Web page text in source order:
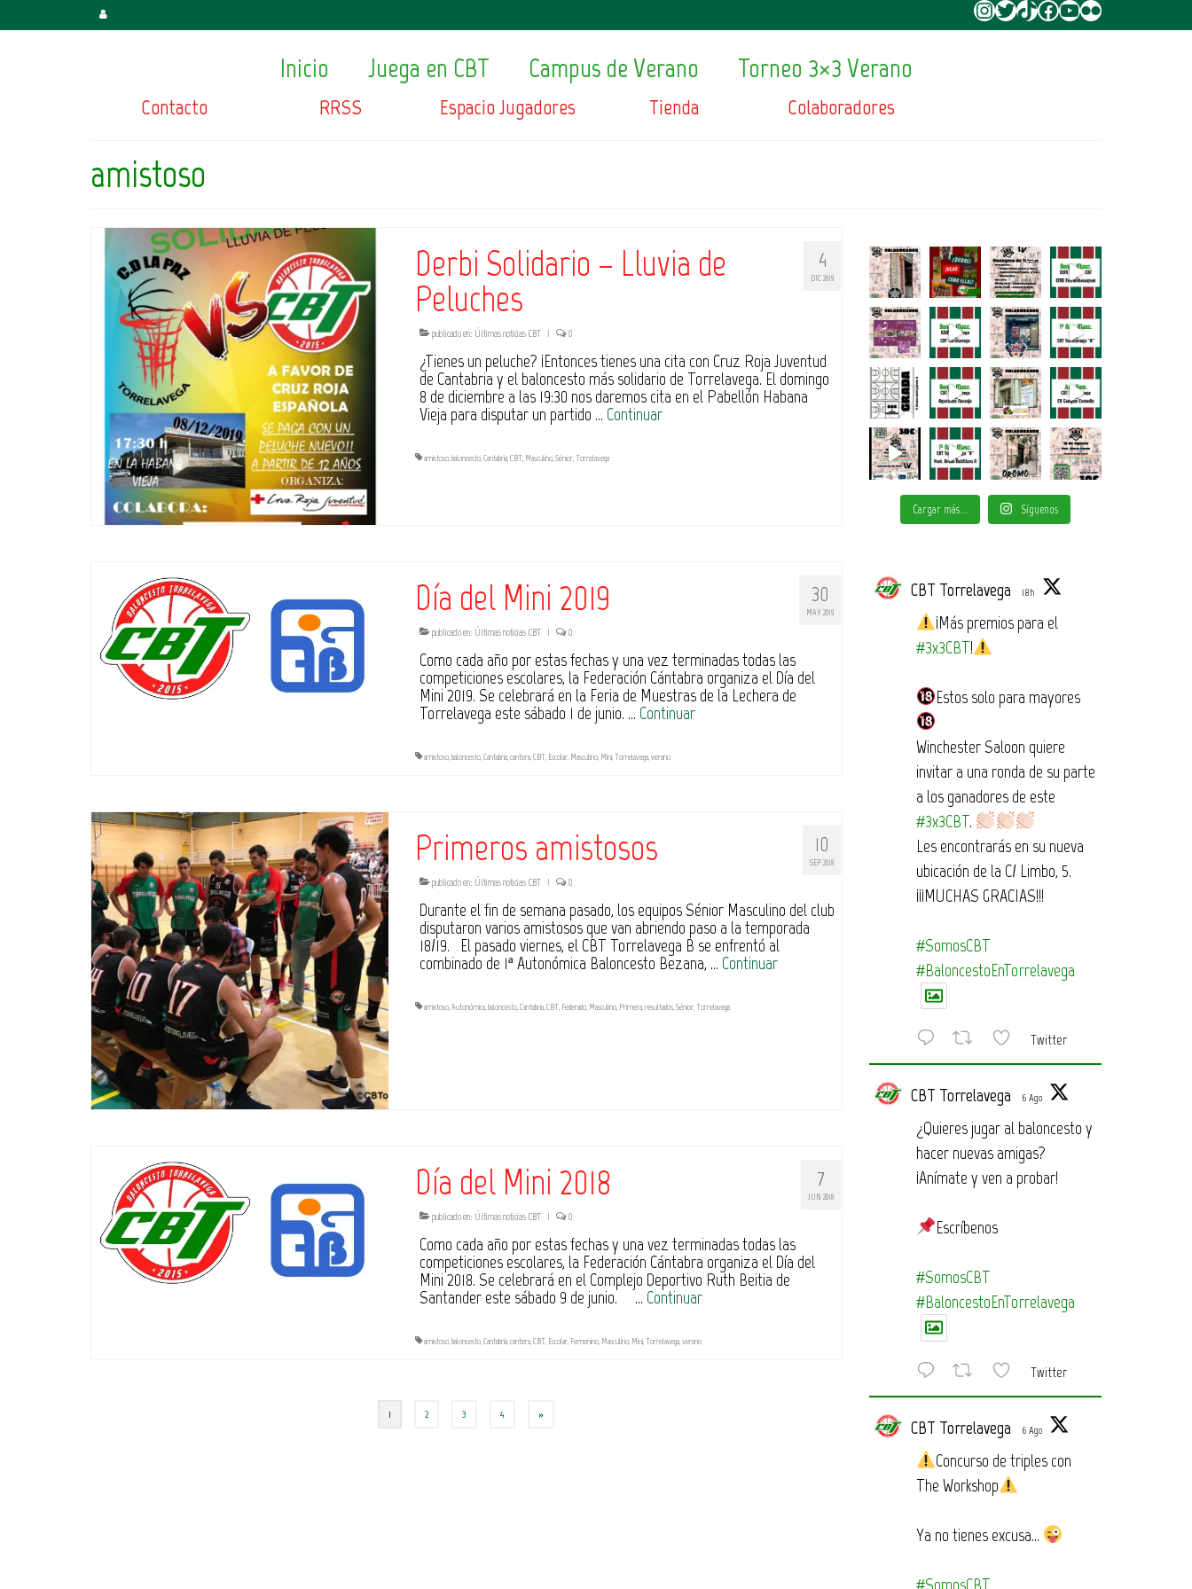
Instagram
Twitter
TikTokFacebook
YouTube
Flickr
Inicio Juega en CBT Campus de Verano Torneo 3×3 Verano
Contacto RRSS Espacio Jugadores Tienda Colaboradores
amistoso
4
DIC 2019
Derbi Solidario – Lluvia de
Peluches
publicado en: Últimas noticias CBT | 0
¿Tienes un peluche? ¡Entonces tienes una cita con Cruz Roja Juventud
de Cantabria y el baloncesto más solidario de Torrelavega. El domingo
8 de diciembre a las 19:30 nos daremos cita en el Pabellón Habana
Vieja para disputar un partido … Continuar
amistoso,baloncesto,Cantabria,CBT, Masculino,Sénior,Torrelavega
30
MAY 2019
Día del Mini 2019
publicado en: Últimas noticias CBT | 0
Como cada año por estas fechas y una vez terminadas todas las
competiciones escolares, la Federación Cántabra organiza el Día del
Mini 2019. Se celebrará en la Feria de Muestras de la Lechera de
Torrelavega este sábado 1 de junio. … Continuar
amistoso,baloncesto,Cantabria,cantera,CBT, Escolar, Masculino, Mini,Torrelavega,verano
10
SEP 2018
Primeros amistosos
publicado en: Últimas noticias CBT | 0
Durante el fin de semana pasado, los equipos Sénior Masculino del club
disputaron varios amistosos que van abriendo paso a la temporada
18/19. El pasado viernes, el CBT Torrelavega B se enfrentó al
combinado de 1ª Autonómica Baloncesto Bezana, … Continuar
amistoso,Autonómica,baloncesto,Cantabria,CBT, Federado, Masculino, Primera,resultados,Sénior,Torrelavega
7
JUN 2018
Día del Mini 2018
publicado en: Últimas noticias CBT | 0
Como cada año por estas fechas y una vez terminadas todas las
competiciones escolares, la Federación Cántabra organiza el Día del
Mini 2018. Se celebrará en el Complejo Deportivo Ruth Beitia de
Santander este sábado 9 de junio. … Continuar
amistoso, baloncesto, Cantabria, cantera, CBT, Escolar, Femenino, Masculino, Mini, Torrelavega, verano
1 2 3 4 »
Cargar más... Síguenos
CBT Torrelavega 18h
¡Más premios para el
#3x3CBT!
Estos solo para mayores
Winchester Saloon quiere
invitar a una ronda de su parte
a los ganadores de este
#3x3CBT.
Les encontrarás en su nueva
ubicación de la C/ Limbo, 5.
¡¡¡MUCHAS GRACIAS!!!
#SomosCBT
#BaloncestoEnTorrelavega
Twitter
CBT Torrelavega 6 Ago
¿Quieres jugar al baloncesto y
hacer nuevas amigas?
¡Anímate y ven a probar!
Escríbenos
#SomosCBT
#BaloncestoEnTorrelavega
Twitter
CBT Torrelavega 6 Ago
Concurso de triples con
The Workshop
Ya no tienes excusa…